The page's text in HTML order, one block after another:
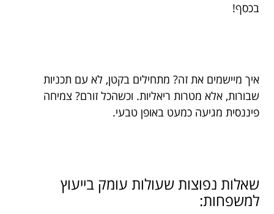
בכסף!
איך מיישמים את זה? מתחילים בקטן, לא עם תכניות
שבורות, אלא מטרות ריאליות. וכשהכל זורם? צמיחה
פיננסית מגיעה כמעט באופן טבעי.
שאלות נפוצות שעולות עומק בייעוץ
למשפחות: